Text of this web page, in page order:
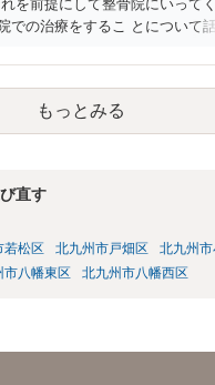
を前提にして整骨院にいって
での治療をするこ とについて
もっとみる
直す
若松区 北九州市戸畑区
北九州
市八幡東区 北九州市八幡西区